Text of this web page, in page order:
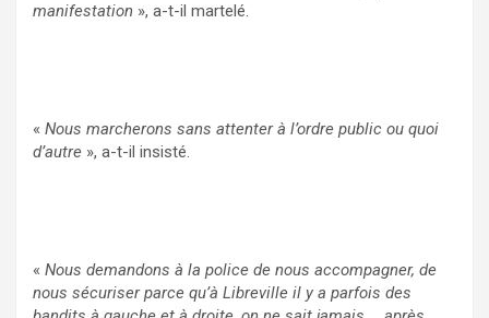
manifestation », a-t-il martelé.
« Nous marcherons sans attenter à l’ordre public ou quoi
d’autre », a-t-il insisté.
« Nous demandons à la police de nous accompagner, de
nous sécuriser parce qu’à Libreville il y a parfois des